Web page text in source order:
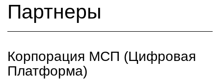
Партнеры
Корпорация МСП (Цифровая
Платформа)